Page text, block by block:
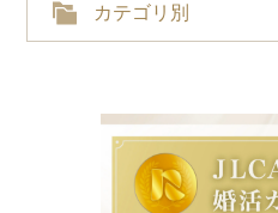
カテゴリ別